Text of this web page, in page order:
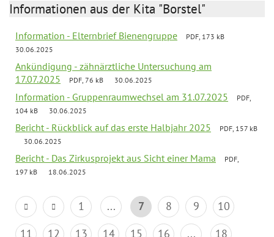
Informationen aus der Kita "Borstel"
Information - Elternbrief Bienengruppe
PDF, 173 kB
30.06.2025
Ankündigung - zähnärztliche Untersuchung am
17.07.2025
PDF, 76 kB 30.06.2025
Information - Gruppenraumwechsel am 31.07.2025
PDF,
104 kB
30.06.2025
Bericht - Rückblick auf das erste Halbjahr 2025
PDF, 157 kB
30.06.2025
Bericht - Das Zirkusprojekt aus Sicht einer Mama
PDF,
197 kB
18.06.2025
1 ... 7 8 9
10
11
12 13 14 15 16 ... 18